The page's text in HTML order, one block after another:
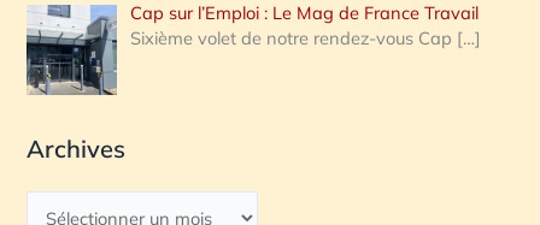
Cap sur l’Emploi : Le Mag de France Travail
Sixième volet de notre rendez-vous Cap […]
Archives